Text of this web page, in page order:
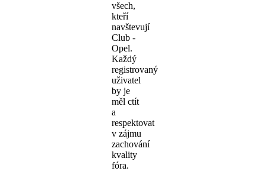
všech,
kteří
navštevují
Club -
Opel.
Každý
registrovaný
uživatel
by je
měl ctít
a
respektovat
v zájmu
zachování
kvality
fóra.